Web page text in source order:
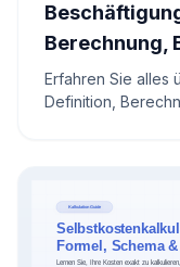
Berechnung,
Erfahren Sie alles
Definition,